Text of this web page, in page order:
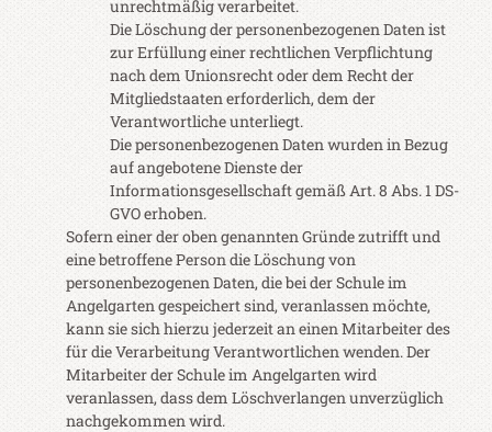
unrechtmäßig verarbeitet.
Die Löschung der personenbezogenen Daten ist
zur Erfüllung einer rechtlichen Verpflichtung
nach dem Unionsrecht oder dem Recht der
Mitgliedstaaten erforderlich, dem der
Verantwortliche unterliegt.
Die personenbezogenen Daten wurden in Bezug
auf angebotene Dienste der
Informationsgesellschaft gemäß Art. 8 Abs. 1 DS-
GVO erhoben.
Sofern einer der oben genannten Gründe zutrifft und
eine betroffene Person die Löschung von
personenbezogenen Daten, die bei der Schule im
Angelgarten gespeichert sind, veranlassen möchte,
kann sie sich hierzu jederzeit an einen Mitarbeiter des
für die Verarbeitung Verantwortlichen wenden. Der
Mitarbeiter der Schule im Angelgarten wird
veranlassen, dass dem Löschverlangen unverzüglich
nachgekommen wird.